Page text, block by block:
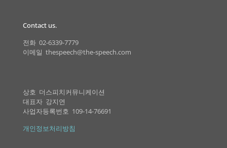
Contact us.
전화 02-6339-7779
이메일 thespeech@the-speech.com
상호 더스피치커뮤니케이션
대표자 강지연
사업자등록번호 109-14-76691
개인정보처리방침